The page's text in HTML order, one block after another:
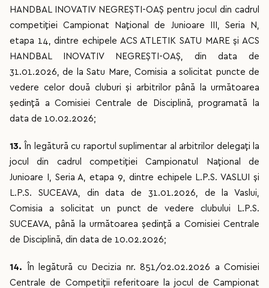
HANDBAL INOVATIV NEGREȘTI-OAȘ pentru jocul din cadrul
competiției Campionat Național de Junioare III, Seria N,
etapa 14, dintre echipele ACS ATLETIK SATU MARE și ACS
HANDBAL INOVATIV NEGREȘTI-OAȘ, din data de
31.01.2026, de la Satu Mare, Comisia a solicitat puncte de
vedere celor două cluburi și arbitrilor până la următoarea
ședință a Comisiei Centrale de Disciplină, programată la
data de 10.02.2026;
13. În legătură cu raportul suplimentar al arbitrilor delegați la
jocul din cadrul competiției Campionatul Național de
Junioare I, Seria A, etapa 9, dintre echipele L.P.S. VASLUI și
L.P.S. SUCEAVA, din data de 31.01.2026, de la Vaslui,
Comisia a solicitat un punct de vedere clubului L.P.S.
SUCEAVA, până la următoarea ședință a Comisiei Centrale
de Disciplină, din data de 10.02.2026;
14.
În legătură cu Decizia nr. 851/02.02.2026 a Comisiei
Centrale de Competiții referitoare la jocul de Campionat